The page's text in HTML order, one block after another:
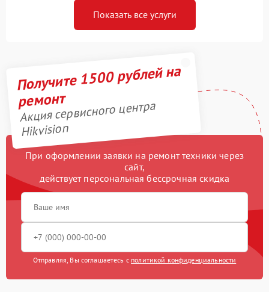
Показать все услуги
Получите 1500 рублей на
ремонт
Акция сервисного центра
Hikvision
При оформлении заявки на ремонт техники через
сайт,
действует персональная бессрочная скидка
Отправляя, Вы соглашаетесь с политикой конфиденциальности